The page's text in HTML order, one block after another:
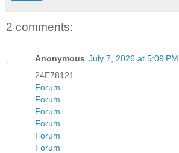
2 comments:
Anonymous July 7, 2026 at 5:09 PM
24E78121
Forum
Forum
Forum
Forum
Forum
Forum